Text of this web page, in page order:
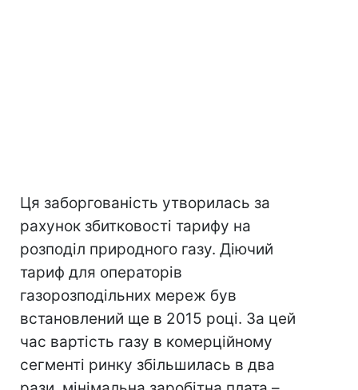
Ця заборгованість утворилась за
рахунок збитковості тарифу на
розподіл природного газу. Діючий
тариф для операторів
газорозподільних мереж був
встановлений ще в 2015 році. За цей
час вартість газу в комерційному
сегменті ринку збільшилась в два